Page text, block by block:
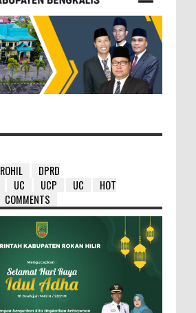
ROHIL
DPRD
UC UCP UC
HOT
COMMENTS